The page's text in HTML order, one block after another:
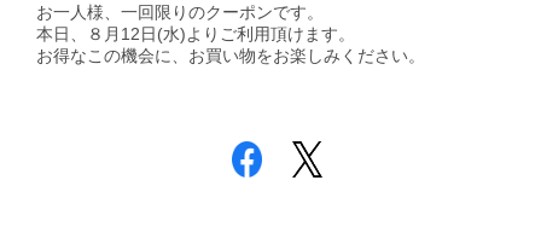
お一人様、一回限りのクーポンです。
本日、８月12日(水)よりご利用頂けます。
お得なこの機会に、お買い物をお楽しみください。